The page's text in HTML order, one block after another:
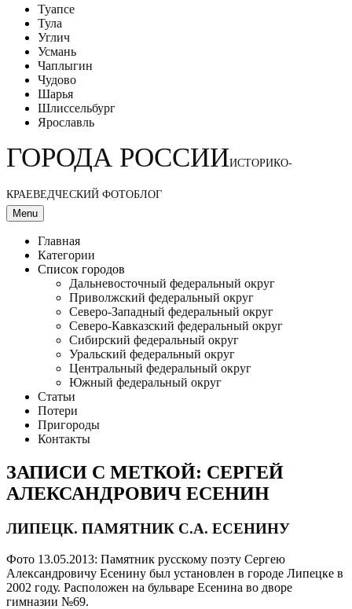
Туапсе
Тула
Углич
Усмань
Чаплыгин
Чудово
Шарья
Шлиссельбург
Ярославль
ГОРОДА РОССИИИСТОРИКО-
КРАЕВЕДЧЕСКИЙ ФОТОБЛОГ
Menu
Главная
Категории
Список городов
Дальневосточный федеральный округ
Приволжский федеральный округ
Северо-Западный федеральный округ
Северо-Кавказский федеральный округ
Сибирский федеральный округ
Уральский федеральный округ
Центральный федеральный округ
Южный федеральный округ
Статьи
Потери
Пригороды
Контакты
ЗАПИСИ С МЕТКОЙ: СЕРГЕЙ
АЛЕКСАНДРОВИЧ ЕСЕНИН
ЛИПЕЦК. ПАМЯТНИК С.А. ЕСЕНИНУ
Фото 13.05.2013: Памятник русскому поэту Сергею
Александровичу Есенину был установлен в городе Липецке в
2002 году. Расположен на бульваре Есенина во дворе
гимназии №69.